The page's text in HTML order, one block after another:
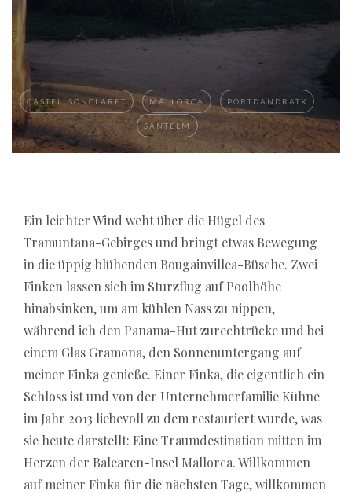
CASTELLSONCLARET MALLORCA PORTDANDRATX
SANTELM
If you are looking for abest online casino with
instant payout in Germany 2026, it is important to
compare trusted platforms that offer fast
withdrawals, secure payment methods, and
transparent bonus conditions. A well-structured
comparison helps players choose reliable providers
that combine entertainment with safety and
efficiency in the German online gaming market.
Ein leichter Wind weht über die Hügel des
Tramuntana-Gebirges und bringt etwas Bewegung
in die üppig blühenden Bougainvillea-Büsche. Zwei
Finken lassen sich im Sturzflug auf Poolhöhe
hinabsinken, um am kühlen Nass zu nippen,
während ich den Panama-Hut zurechtrücke und bei
einem Glas Gramona, den Sonnenuntergang auf
meiner Finka genieße. Einer Finka, die eigentlich ein
Schloss ist und von der Unternehmerfamilie Kühne
im Jahr 2013 liebevoll zu dem restauriert wurde, was
sie heute darstellt: Eine Traumdestination mitten im
Herzen der Balearen-Insel Mallorca. Willkommen
auf meiner Finka für die nächsten Tage, willkommen